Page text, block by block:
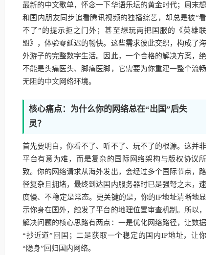
最新的中文歌单，怀念一下华语乐坛的黄金时代；周末想
和国内朋友同步追看腾讯视频的独播综艺，却总是被“看
不了”的提示拒之门外；甚至想玩两把国服的《英雄联
盟》，体验零延迟的畅快。这些需求彼此交织，构成了海
外游子的完整数字生活。因此，一个合格的解决方案，绝
不能是头痛医头、脚痛医脚，它需要为你重建一整个流畅
无阻的中文网络环境。
核心痛点：为什么你的网络总在“出国”后失
灵？
首先要明白，你看不了、听不了、玩不了的根源。这并非
平台有意为难，而是复杂的国际网络架构与版权协议所
致。你的网络请求从海外发出，会经过多个国际节点，路
径复杂且拥堵，最终到达国内服务器时已是强弩之末，速
度慢、不稳定是常态。更关键的是，你的IP地址清晰地显
示你身在国外，触发了平台的地理位置审查机制。所以，
解决问题的核心思路有两点：一是优化网络路径，让数据
“抄近道”回国；二是获取一个稳定的国内IP地址，让你
“隐身”回归国内网络。